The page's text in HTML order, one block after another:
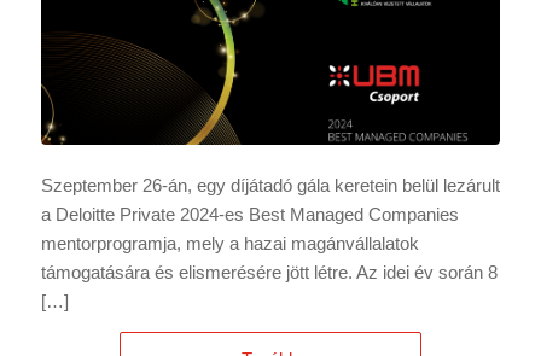
Szeptember 26-án, egy díjátadó gála keretein belül lezárult
a Deloitte Private 2024-es Best Managed Companies
mentorprogramja, mely a hazai magánvállalatok
támogatására és elismerésére jött létre. Az idei év során 8
[…]